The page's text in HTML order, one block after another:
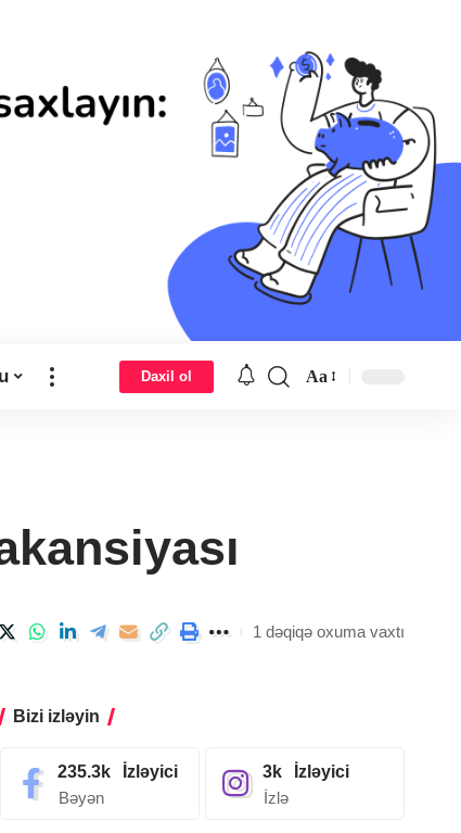
Daxil ol Aa
1 dəqiqə oxuma vaxtı
Bizi izləyin
235.3k İzləyici
Bəyən
3k İzləyici
İzlə